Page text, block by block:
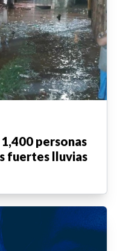
personas
fuertes lluvias